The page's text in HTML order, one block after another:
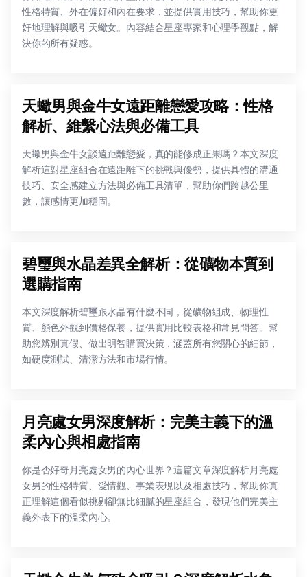
性格特質、外在偏好和內在要求，並提供實用技巧，幫助你更
好地理解與吸引天蠍女。內容結合星座專家和心理學觀點，解
決你的所有疑惑。
天蠍男與金牛女遠距離戀愛攻略：性格
解析、維繫心法與必備工具
天蠍男與金牛女談遠距離戀愛，真的能修成正果嗎？本文深度
解析這對星座組合在遠距離下的挑戰與優勢，提供具體的溝通
技巧、安全感建立方法與必備工具清單，幫助你們跨越公里
數，讓感情更加穩固。
碧璽與水晶差異全解析：從礦物本質到
選購指南
本文深度解析碧璽跟水晶有什麼不同，從礦物組成、物理性
質、顏色外觀到價格保養，提供實用比較表格和常見問答。幫
助您辨別真假、做出明智購買決策，涵蓋所有您關心的細節，
如硬度測試、清潔方法和市場行情。
月亮處女男深度解析：完美主義下的溫
柔內心與相處指南
你是否好奇月亮處女男的內心世界？這篇文章深度解析月亮處
女男的性格特質、愛情觀、事業表現以及相處技巧，幫助你真
正理解這個看似挑剔卻無比細膩的星座組合，發現他們完美主
義外表下的溫柔內心。